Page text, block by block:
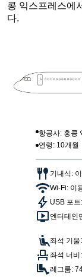
콩 익스프레스에
다.
항공사: 홍콩
연령: 10개월
기내식:
Wi-Fi: 이
USB 포
엔터테인
좌석 기울
좌석 너비
레그룸: